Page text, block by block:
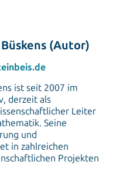
(Autor)
ist seit 2007 im
derzeit als
Leiter
Seine
und
in zahlreichen
Projekten